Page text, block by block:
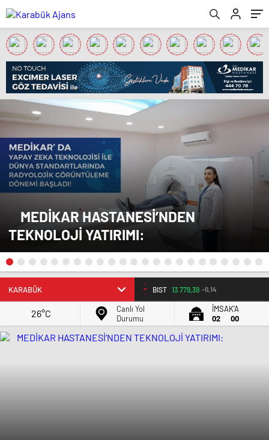
MEDİKAR HASTANESİ’NDEN
TEKNOLOJİ YATIRIMI:
BIST 13.779,39 -0,14
26°C
Canlı Yol
Durumu
İMSAK'A
02
00